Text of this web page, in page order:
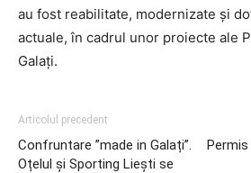
au fost reabilitate, modernizate și
actuale, în cadrul unor proiecte ale
Galați.
Articolul precedent
Confruntare ”made in Galați”.
Oțelul și Sporting Liești se